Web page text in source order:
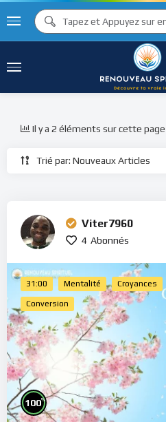
Trié par: Nouveaux Articles
Il y a 2 éléments sur cette page
Viter7960
4 Abonnés
31:00 Mentalité Croyances
Conversion
100%